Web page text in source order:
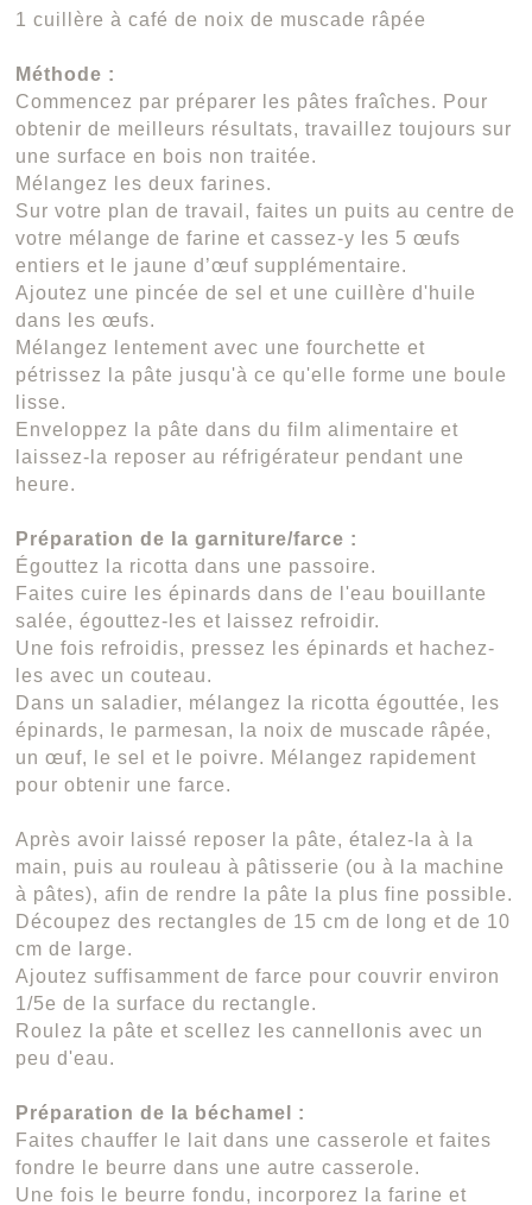
1 cuillère à café de noix de muscade râpée
Méthode :
Commencez par préparer les pâtes fraîches. Pour
obtenir de meilleurs résultats, travaillez toujours sur
une surface en bois non traitée.
Mélangez les deux farines.
Sur votre plan de travail, faites un puits au centre de
votre mélange de farine et cassez-y les 5 œufs
entiers et le jaune d’œuf supplémentaire.
Ajoutez une pincée de sel et une cuillère d'huile
dans les œufs.
Mélangez lentement avec une fourchette et
pétrissez la pâte jusqu'à ce qu'elle forme une boule
lisse.
Enveloppez la pâte dans du film alimentaire et
laissez-la reposer au réfrigérateur pendant une
heure.
Préparation de la garniture/farce :
Égouttez la ricotta dans une passoire.
Faites cuire les épinards dans de l'eau bouillante
salée, égouttez-les et laissez refroidir.
Une fois refroidis, pressez les épinards et hachez-
les avec un couteau.
Dans un saladier, mélangez la ricotta égouttée, les
épinards, le parmesan, la noix de muscade râpée,
un œuf, le sel et le poivre. Mélangez rapidement
pour obtenir une farce.
Après avoir laissé reposer la pâte, étalez-la à la
main, puis au rouleau à pâtisserie (ou à la machine
à pâtes), afin de rendre la pâte la plus fine possible.
Découpez des rectangles de 15 cm de long et de 10
cm de large.
Ajoutez suffisamment de farce pour couvrir environ
1/5e de la surface du rectangle.
Roulez la pâte et scellez les cannellonis avec un
peu d'eau.
Préparation de la béchamel :
Faites chauffer le lait dans une casserole et faites
fondre le beurre dans une autre casserole.
Une fois le beurre fondu, incorporez la farine et